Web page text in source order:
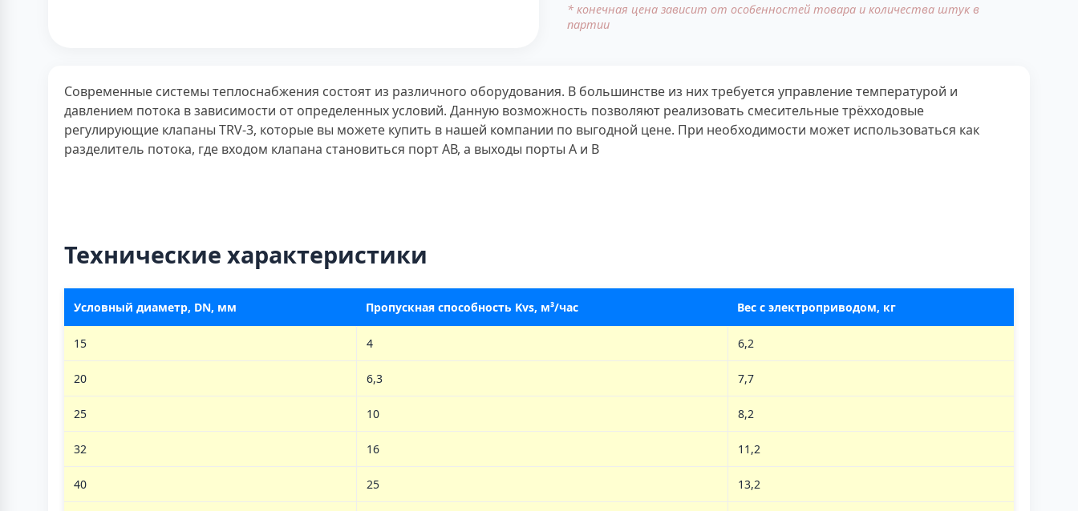
* конечная цена зависит от особенностей товара и количества штук в
партии
Современные системы теплоснабжения состоят из различного оборудования. В большинстве из них требуется управление температурой и
давлением потока в зависимости от определенных условий. Данную возможность позволяют реализовать смесительные трёхходовые
регулирующие клапаны TRV-3, которые вы можете купить в нашей компании по выгодной цене. При необходимости может использоваться как
разделитель потока, где входом клапана становиться порт АВ, а выходы порты А и В
Технические характеристики
Условный диаметр, DN, мм Пропускная способность Kvs, м³/час Вес с электроприводом, кг
15 4 6,2
20 6,3 7,7
25 10 8,2
32 16 11,2
40 25 13,2